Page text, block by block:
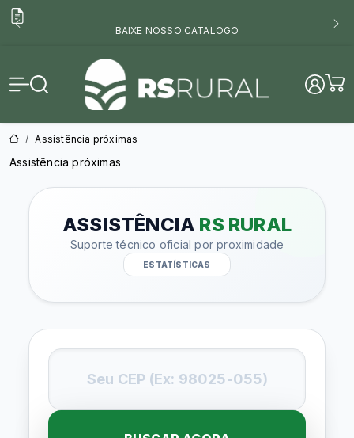
BAIXE NOSSO CATALOGO
Assistência próximas
Assistência próximas
ASSISTÊNCIA RS RURAL
Suporte técnico oficial por proximidade
ESTATÍSTICAS